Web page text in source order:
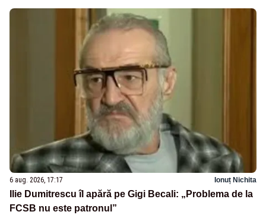
6 aug. 2026, 17:17 Ionuț Nichita
Ilie Dumitrescu îl apără pe Gigi Becali: „Problema de la
FCSB nu este patronul”